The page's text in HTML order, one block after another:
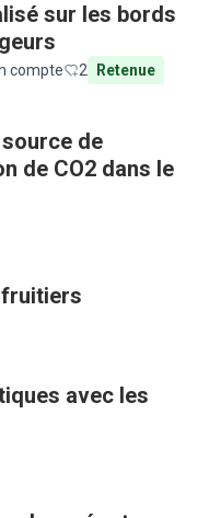
sur les bords
compte 2 Retenue
de
de CO2 dans le
fruitiers
avec les